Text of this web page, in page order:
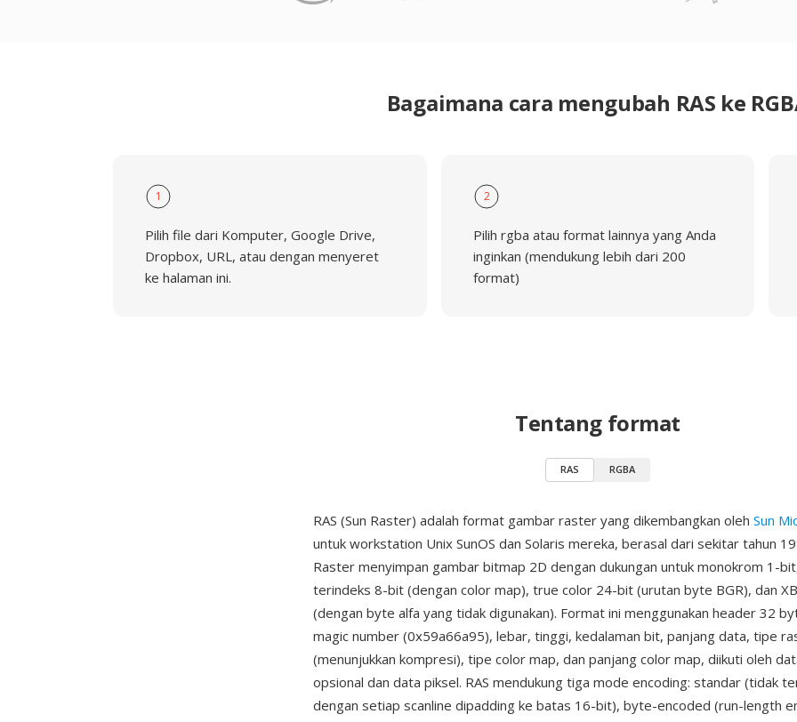
Bagaimana cara mengubah RAS ke
1
Pilih file dari Komputer, Google Drive,
Dropbox, URL, atau dengan menyeret
ke halaman ini.
2
Pilih rgba atau format lainnya yang Anda
inginkan (mendukung lebih dari 200
format)
Tentang format
RAS RGBA
RAS (Sun Raster) adalah format gambar raster yang dikembangkan oleh Sun
untuk workstation Unix SunOS dan Solaris mereka, berasal dari sekitar tahun
Raster menyimpan gambar bitmap 2D dengan dukungan untuk monokrom 1-
terindeks 8-bit (dengan color map), true color 24-bit (urutan byte BGR), dan
(dengan byte alfa yang tidak digunakan). Format ini menggunakan header 32
magic number (0x59a66a95), lebar, tinggi, kedalaman bit, panjang data, tipe
(menunjukkan kompresi), tipe color map, dan panjang color map, diikuti oleh
opsional dan data piksel. RAS mendukung tiga mode encoding: standar (tidak
dengan setiap scanline dipadding ke batas 16-bit), byte-encoded (run-length